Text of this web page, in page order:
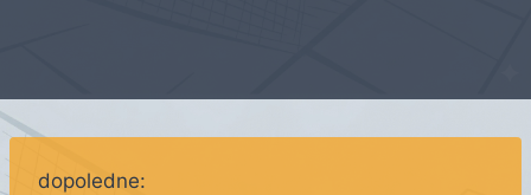
dopoledne: